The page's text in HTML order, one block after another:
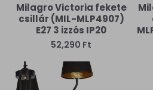
Milagro Victoria fekete
csillár (MIL-MLP4907)
E27 3 izzós IP20
52,290 Ft